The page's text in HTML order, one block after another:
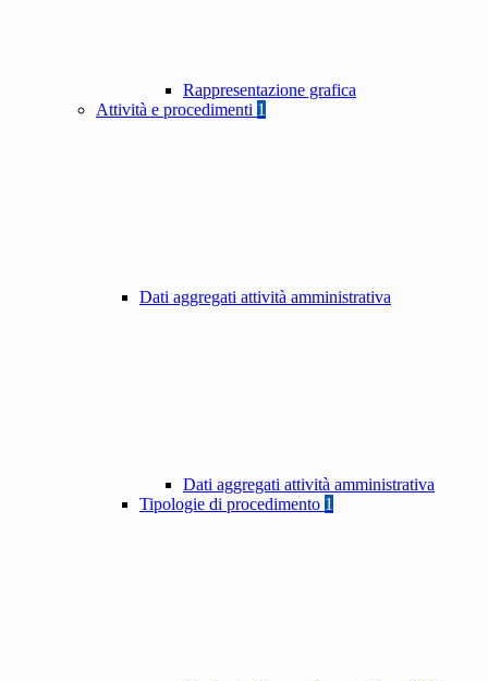
Rappresentazione grafica
Attività e procedimenti 1
Dati aggregati attività amministrativa
Dati aggregati attività amministrativa
Tipologie di procedimento 1